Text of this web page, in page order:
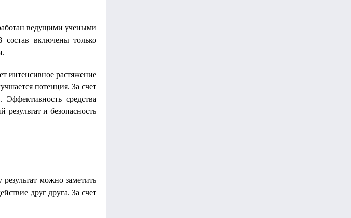
ведущими учеными
состав включены только
интенсивное растяжение
потенция. За счет
средства
и безопасность
можно заметить
друг друга. За счет